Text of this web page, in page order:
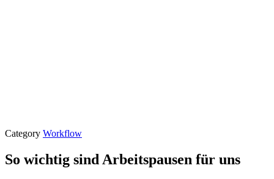
Category Workflow
So wichtig sind Arbeitspausen für uns